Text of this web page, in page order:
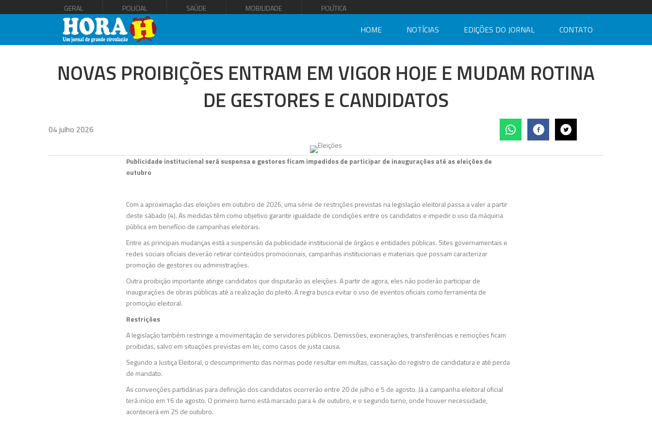
GERAL POLICIAL SAÚDE MOBILIDADE POLÍTICA
HOME NOTÍCIAS EDIÇÕES DO JORNAL CONTATO
NOVAS PROIBIÇÕES ENTRAM EM VIGOR HOJE E MUDAM ROTINA
DE GESTORES E CANDIDATOS
04 julho 2026
Publicidade institucional será suspensa e gestores ficam impedidos de participar de inaugurações até as eleições de
outubro
Com a aproximação das eleições em outubro de 2026, uma série de restrições previstas na legislação eleitoral passa a valer a partir
deste sábado (4). As medidas têm como objetivo garantir igualdade de condições entre os candidatos e impedir o uso da máquina
pública em benefício de campanhas eleitorais.
Entre as principais mudanças está a suspensão da publicidade institucional de órgãos e entidades públicas. Sites governamentais e
redes sociais oficiais deverão retirar conteúdos promocionais, campanhas institucionais e materiais que possam caracterizar
promoção de gestores ou administrações.
Outra proibição importante atinge candidatos que disputarão as eleições. A partir de agora, eles não poderão participar de
inaugurações de obras públicas até a realização do pleito. A regra busca evitar o uso de eventos oficiais como ferramenta de
promoção eleitoral.
Restrições
A legislação também restringe a movimentação de servidores públicos. Demissões, exonerações, transferências e remoções ficam
proibidas, salvo em situações previstas em lei, como casos de justa causa.
Segundo a Justiça Eleitoral, o descumprimento das normas pode resultar em multas, cassação do registro de candidatura e até perda
de mandato.
As convenções partidárias para definição dos candidatos ocorrerão entre 20 de julho e 5 de agosto. Já a campanha eleitoral oficial
terá início em 16 de agosto. O primeiro turno está marcado para 4 de outubro, e o segundo turno, onde houver necessidade,
acontecerá em 25 de outubro.